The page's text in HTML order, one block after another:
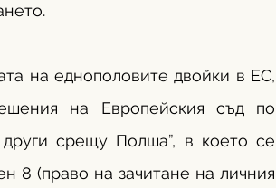
на еднополовите двойки в ЕС,
на Европейския съд по
срещу Полша”, в което се
8 (право на зачитане на личния